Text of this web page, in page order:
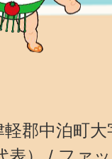
郡中泊町大